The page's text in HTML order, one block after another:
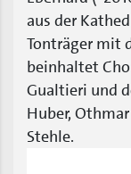
aus der
Tonträger mit
beinhaltet
Gualtieri und
Huber,
Stehle.